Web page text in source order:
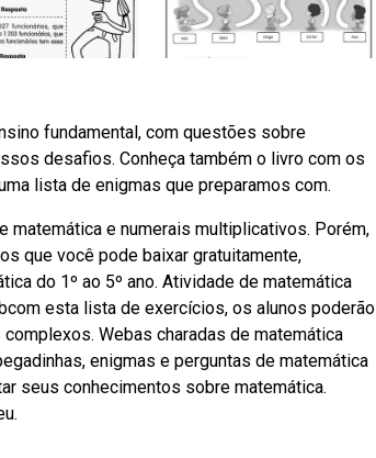
fundamental, com questões sobre
desafios. Conheça também o livro com os
lista de enigmas que preparamos com.
matemática e numerais multiplicativos. Porém,
que você pode baixar gratuitamente,
do 1º ao 5º ano. Atividade de matemática
esta lista de exercícios, os alunos poderão
Webas charadas de matemática
enigmas e perguntas de matemática
seus conhecimentos sobre matemática.